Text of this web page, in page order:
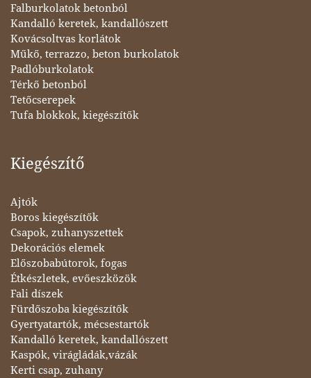
Falburkolatok betonból
Kandalló keretek, kandallószett
Kovácsoltvas korlátok
Műkő, terrazzo, beton burkolatok
Padlóburkolatok
Térkő betonból
Tetőcserepek
Tufa blokkok, kiegészítők
Kiegészítő
Ajtók
Boros kiegészítők
Csapok, zuhanyszettek
Dekorációs elemek
Előszobabútorok, fogas
Étkészletek, evőeszközök
Fali díszek
Fürdőszoba kiegészítők
Gyertyatartók, mécsestartók
Kandalló keretek, kandallószett
Kaspók, virágládák,vázák
Kerti csap, zuhany